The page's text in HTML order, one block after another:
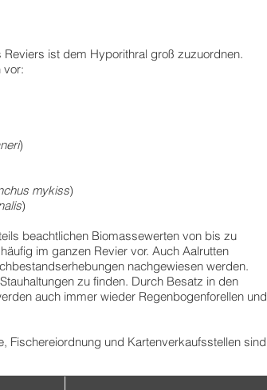
ist dem Hyporithral groß zuzuordnen.
vor:
)
mykiss)
)
beachtlichen Biomassewerten von bis zu
im ganzen Revier vor. Auch Aalrutten
nachgewiesen werden.
zu finden. Durch Besatz in den
auch immer wieder Regenbogenforellen und
Fischereiordnung und Kartenverkaufsstellen sind